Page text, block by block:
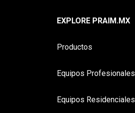
EXPLORE PRAIM.MX
Productos
Equipos Profesionales
Equipos Residenciales